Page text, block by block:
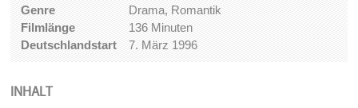
Genre
Drama, Romantik
Filmlänge
136 Minuten
Deutschlandstart
7. März 1996
INHALT